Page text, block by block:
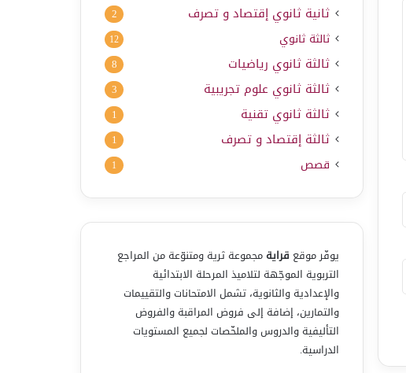
ثانية ثانوي إقتصاد و تصرف 2
ثالثة ثانوي 12
ثالثة ثانوي رياضيات 8
ثالثة ثانوي علوم تجريبية 3
ثالثة ثانوي تقنية 1
ثالثة إقتصاد و تصرف 1
قصص 1
يوفّر موقع قرايةمجموعة ثرية ومتنوّعة من المراجع
التربوية الموجّهة لتلاميذ المرحلة الابتدائية
والإعدادية والثانوية، تشمل الامتحانات والتقييمات
والتمارين، إضافة إلى فروض المراقبة والفروض
التأليفية والدروس والملخّصات لجميع المستويات
الدراسية.